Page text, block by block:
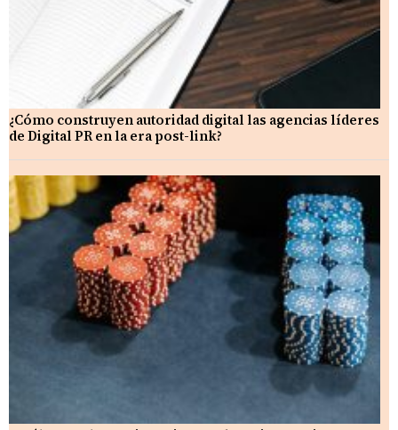
¿Cómo construyen autoridad digital las agencias líderes
de Digital PR en la era post-link?